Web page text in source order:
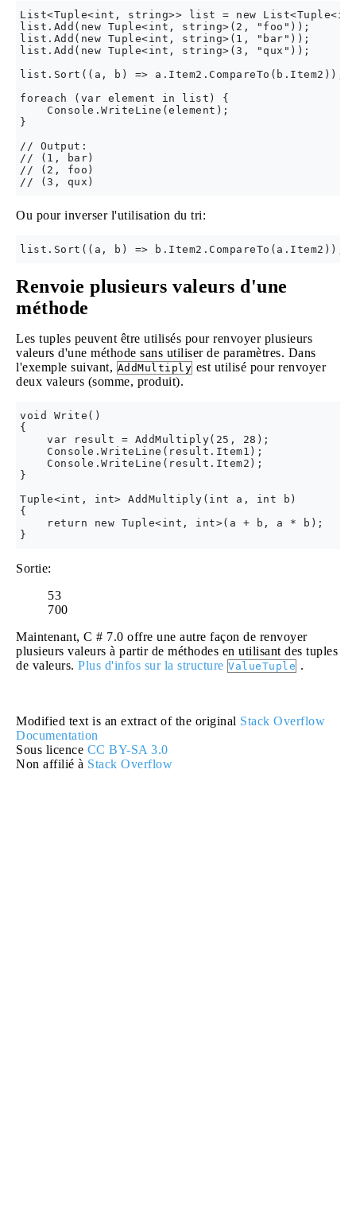
List<Tuple<int, string>> list = new
list.Add(new Tuple<int, string>(2, "foo"));
list.Add(new Tuple<int, string>(1, "bar"));
list.Add(new Tuple<int, string>(3, "qux"));
list.Sort((a, b) => a.Item2.CompareTo(b.Item2));
foreach (var element in list) {
    Console.WriteLine(element);
}
// Output:
// (1, bar)
// (2, foo)
Ou pour inverser l'utilisation du tri:
Renvoie plusieurs valeurs d'une
méthode
Les tuples peuvent être utilisés pour renvoyer plusieurs
valeurs d'une méthode sans utiliser de paramètres. Dans
l'exemple suivant, AddMultiply est utilisé pour renvoyer
deux valeurs (somme, produit).
void Write()
{
    var result = AddMultiply(25, 28);
    Console.WriteLine(result.Item1);
    Console.WriteLine(result.Item2);
}
Tuple<int, int> AddMultiply(int a, int b)
{
    return new Tuple<int, int>(a + b, a * b);
Sortie:
53
700
Maintenant, C # 7.0 offre une autre façon de renvoyer
plusieurs valeurs à partir de méthodes en utilisant des tuples
de valeurs. Plus d'infos sur la structure ValueTuple .
Modified text is an extract of the original Stack Overflow
Documentation
Sous licence CC BY-SA 3.0
Non affilié à Stack Overflow